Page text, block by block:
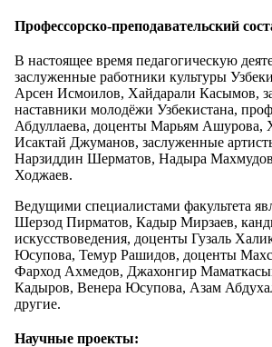
Профессорско-преподавательский
В настоящее время педагогическую
заслуженные работники культуры
Арсен Исмоилов, Хайдарали Касымов,
наставники молодёжи Узбекистана,
Абдуллаева, доценты Марьям Ашурова,
Исактай Джуманов, заслуженные
Нарзиддин Шерматов, Надыра
Ходжаев.
Ведущими специалистами факультета
Шерзод Пирматов, Кадыр Мирзаев,
искусствоведения, доценты Гузаль
Юсупова, Темур Рашидов, доценты
Фарход Ахмедов, Джахонгир
Кадыров, Венера Юсупова, Азам
другие.
Научные проекты: